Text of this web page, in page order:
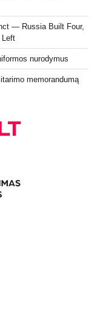
— Russia Built Four,
Left
nurodymus
memorandumą